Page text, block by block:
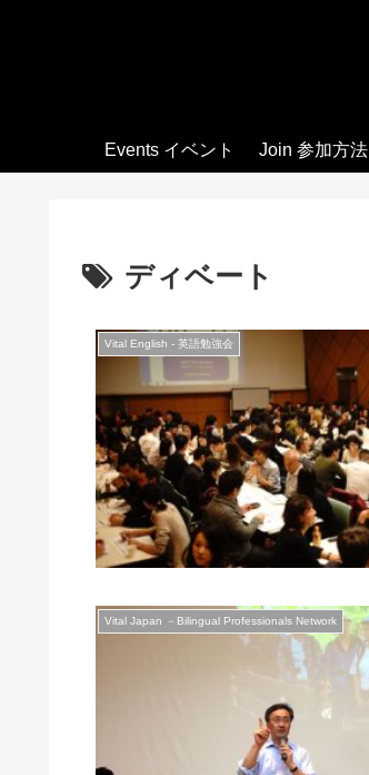
Events イベント Join 参加方法
ディベート
Vital English - 英語勉強会
Vital Japan －Bilingual Professionals Network